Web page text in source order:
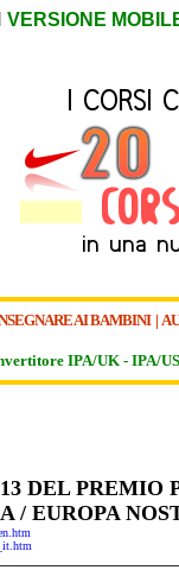
VERSIONE
AI BAMBINI|
IPA/UK - IPA/US
DEL PREMIO
/ EUROPA